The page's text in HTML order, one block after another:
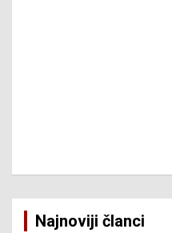
Najnoviji članci